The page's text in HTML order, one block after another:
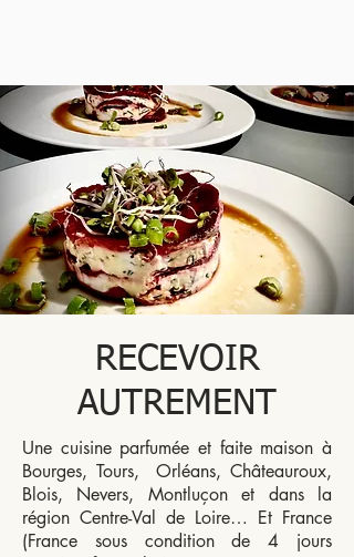
RECEVOIR
AUTREMENT
Une cuisine parfumée et faite maison à
Bourges, Tours, Orléans, Châteauroux,
Blois, Nevers, Montluçon et dans la
région Centre-Val de Loire… Et France
(France sous condition de 4 jours